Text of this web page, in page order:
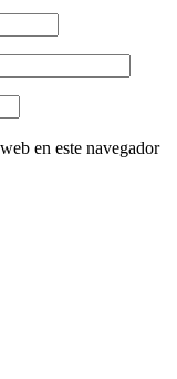
en este navegador